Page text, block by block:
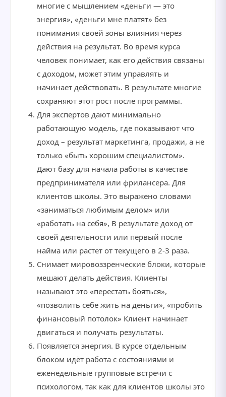
многие с мышлением «деньги — это
энергия», «деньги мне платят» без
понимания своей зоны влияния через
действия на результат. Во время курса
человек понимает, как его действия связаны
с доходом, может этим управлять и
начинает действовать. В результате многие
сохраняют этот рост после программы.
Для экспертов дают минимально
работающую модель, где показывают что
доход – результат маркетинга, продажи, а не
только «быть хорошим специалистом».
Дают базу для начала работы в качестве
предпринимателя или фрилансера. Для
клиентов школы. Это выражено словами
«заниматься любимым делом» или
«работать на себя», В результате доход от
своей деятельности или первый после
найма или растет от текущего в 2-3 раза.
Снимает мировоззренческие блоки, которые
мешают делать действия. Клиенты
называют это «перестать бояться»,
«позволить себе жить на деньги», «пробить
финансовый потолок» Клиент начинает
двигаться и получать результаты.
Появляется энергия. В курсе отдельным
блоком идёт работа с состояниями и
еженедельные групповые встречи с
психологом, так как для клиентов школы это